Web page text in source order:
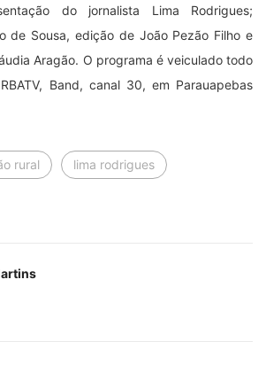
do jornalista Lima Rodrigues;
de Sousa, edição de João Pezão Filho e
Aragão. O programa é veiculado todo
Band, canal 30, em Parauapebas
rural lima rodrigues